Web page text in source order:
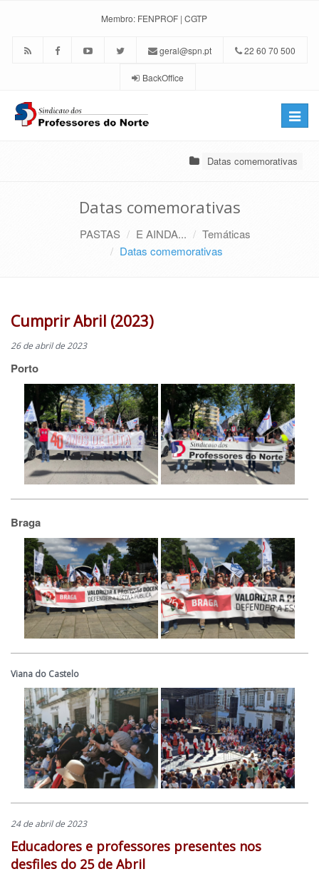
Membro: FENPROF | CGTP
geral@spn.pt 22 60 70 500
BackOffice
Toggle
Datas comemorativas
Datas comemorativas
PASTAS E AINDA...
Temáticas
Datas comemorativas
Cumprir Abril (2023)
26 de abril de 2023
Porto
Braga
Viana do Castelo
24 de abril de 2023
Educadores e professores presentes nos
desfiles do 25 de Abril